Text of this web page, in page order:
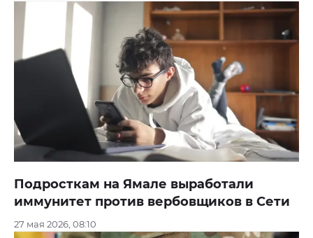
Подросткам на Ямале выработали
иммунитет против вербовщиков в Сети
27 мая 2026, 08:10